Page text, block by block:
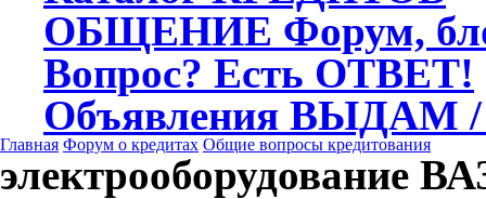
ОБЩЕНИЕ Форум,
Вопрос? Есть ОТВЕТ!
Объявления ВЫДАМ
Главная Форум о кредитах Общие вопросы кредитования
электрооборудование